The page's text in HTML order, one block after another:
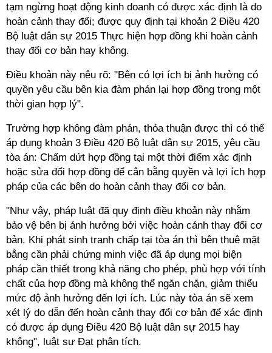
tạm ngừng hoạt động kinh doanh có được xác định là do
hoàn cảnh thay đổi; được quy định tại khoản 2 Điều 420
Bộ luật dân sự 2015 Thực hiện hợp đồng khi hoàn cảnh
thay đổi cơ bản hay không.
Điều khoản này nêu rõ: "Bên có lợi ích bị ảnh hưởng có
quyền yêu cầu bên kia đàm phán lại hợp đồng trong một
thời gian hợp lý".
Trường hợp không đàm phán, thỏa thuận được thì có thể
áp dụng khoản 3 Điều 420 Bộ luật dân sự 2015, yêu cầu
tòa án: Chấm dứt hợp đồng tại một thời điểm xác định
hoặc sửa đổi hợp đồng để cân bằng quyền và lợi ích hợp
pháp của các bên do hoàn cảnh thay đổi cơ bản.
"Như vậy, pháp luật đã quy định điều khoản này nhằm
bảo vệ bên bị ảnh hưởng bởi việc hoàn cảnh thay đổi cơ
bản. Khi phát sinh tranh chấp tại tòa án thì bên thuê mặt
bằng cần phải chứng minh việc đã áp dụng mọi biện
pháp cần thiết trong khả năng cho phép, phù hợp với tính
chất của hợp đồng mà không thể ngăn chặn, giảm thiểu
mức độ ảnh hưởng đến lợi ích. Lúc này tòa án sẽ xem
xét lý do dẫn đến hoàn cảnh thay đổi cơ bản để xác định
có được áp dụng Điều 420 Bộ luật dân sự 2015 hay
không", luật sư Đạt phân tích.